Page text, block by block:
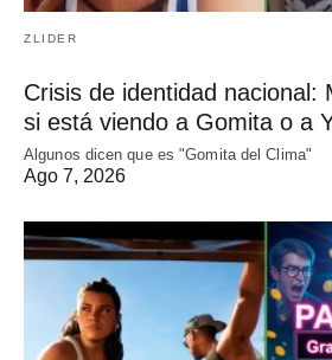
ZLIDER
Crisis de identidad nacional:
si está viendo a Gomita o a
Algunos dicen que es "Gomita del Clima"
Ago 7, 2026